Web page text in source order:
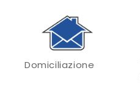
Domiciliazione